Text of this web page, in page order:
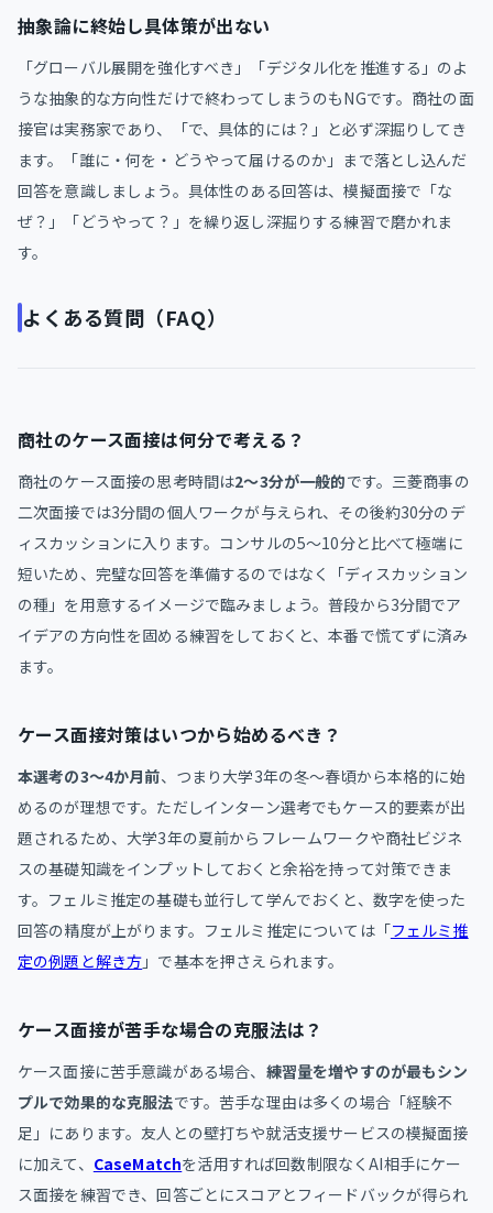
抽象論に終始し具体策が出ない
「グローバル展開を強化すべき」「デジタル化を推進する」のよ
うな抽象的な方向性だけで終わってしまうのもNGです。商社の面
接官は実務家であり、「で、具体的には？」と必ず深掘りしてき
ます。「誰に・何を・どうやって届けるのか」まで落とし込んだ
回答を意識しましょう。具体性のある回答は、模擬面接で「な
ぜ？」「どうやって？」を繰り返し深掘りする練習で磨かれま
す。
よくある質問（FAQ）
商社のケース面接は何分で考える？
商社のケース面接の思考時間は2〜3分が一般的です。三菱商事の
二次面接では3分間の個人ワークが与えられ、その後約30分のデ
ィスカッションに入ります。コンサルの5〜10分と比べて極端に
短いため、完璧な回答を準備するのではなく「ディスカッション
の種」を用意するイメージで臨みましょう。普段から3分間でア
イデアの方向性を固める練習をしておくと、本番で慌てずに済み
ます。
ケース面接対策はいつから始めるべき？
本選考の3〜4か月前、つまり大学3年の冬〜春頃から本格的に始
めるのが理想です。ただしインターン選考でもケース的要素が出
題されるため、大学3年の夏前からフレームワークや商社ビジネ
スの基礎知識をインプットしておくと余裕を持って対策できま
す。フェルミ推定の基礎も並行して学んでおくと、数字を使った
回答の精度が上がります。フェルミ推定については「フェルミ推
定の例題と解き方 」で基本を押さえられます。
ケース面接が苦手な場合の克服法は？
ケース面接に苦手意識がある場合、 練習量を増やすのが最もシン
プルで効果的な克服法です。苦手な理由は多くの場合「経験不
足」にあります。友人との壁打ちや就活支援サービスの模擬面接
に加えて、 CaseMatchを活用すれば回数制限なくAI相手にケー
ス面接を練習でき、回答ごとにスコアとフィードバックが得られ